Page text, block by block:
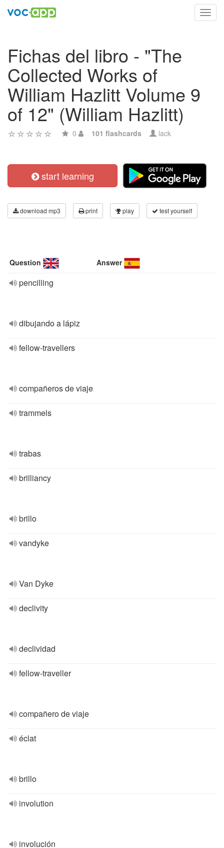
Fichas del libro - "The
Collected Works of
William Hazlitt Volume 9
of 12" (William Hazlitt)
0 101 flashcards lack
start learning
download mp3 print play test yourself
Question Answer
pencilling
dibujando a lápiz
fellow-travellers
compañeros de viaje
trammels
trabas
brilliancy
brillo
vandyke
Van Dyke
declivity
declividad
fellow-traveller
compañero de viaje
éclat
brillo
involution
involución